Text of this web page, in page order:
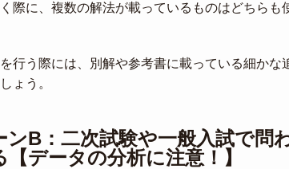
際に、複数の解法が載っているものはどちらも
行う際には、別解や参考書に載っている細かな
ょう。
ンB：二次試験や一般入試で問
【データの分析に注意！】